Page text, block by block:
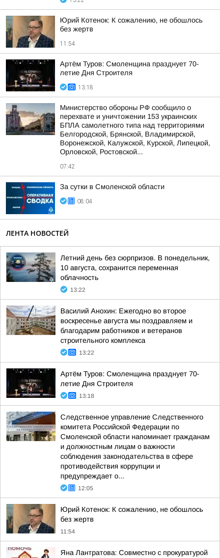
Юрий Котенок: К сожалению, не обошлось
без жертв
11:54
Артём Туров: Смоленщина празднует 70-
летие Дня Строителя
13:18
Министерство обороны РФ сообщило о
перехвате и уничтожении 153 украинских
БПЛА самолетного типа над территориями
Белгородской, Брянской, Владимирской,
Воронежской, Калужской, Курской, Липецкой,
Орловской, Ростовской...
07:42
За сутки в Смоленской области
08:04
ЛЕНТА НОВОСТЕЙ
Летний день без сюрпризов. В понедельник,
10 августа, сохранится переменная
облачность
13:22
Василий Анохин: Ежегодно во второе
воскресенье августа мы поздравляем и
благодарим работников и ветеранов
строительного комплекса
13:22
Артём Туров: Смоленщина празднует 70-
летие Дня Строителя
13:18
Следственное управление Следственного
комитета Российской Федерации по
Смоленской области напоминает гражданам
и должностным лицам о важности
соблюдения законодательства в сфере
противодействия коррупции и
предупреждает о...
12:05
Юрий Котенок: К сожалению, не обошлось
без жертв
11:54
Яна Лантратова: Совместно с прокуратурой